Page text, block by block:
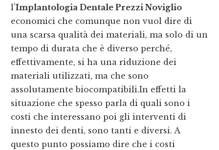
l’Implantologia Dentale Prezzi Noviglio
economici che comunque non vuol dire di
una scarsa qualità dei materiali, ma solo di un
tempo di durata che è diverso perché,
effettivamente, si ha una riduzione dei
materiali utilizzati, ma che sono
assolutamente biocompatibili.In effetti la
situazione che spesso parla di quali sono i
costi che interessano poi gli interventi di
innesto dei denti, sono tanti e diversi. A
questo punto possiamo dire che i costi